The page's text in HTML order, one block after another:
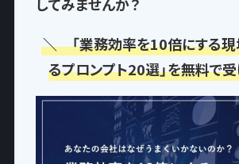
＼ 「業務効率を10倍にする現
るプロンプト20選」を無料で